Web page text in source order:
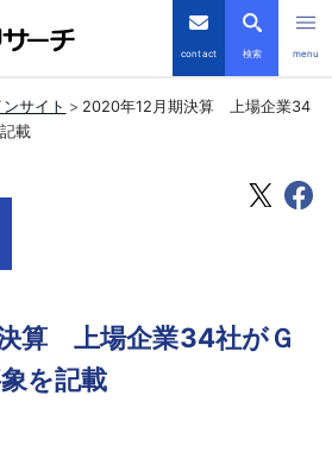
contact 検索 menu
・注目企業情報
案内
サイト
2020年12月期決算 上場企業34
載
算 上場企業34社がＧ
を記載